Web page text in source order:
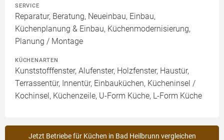
SERVICE
Reparatur, Beratung, Neueinbau, Einbau,
Küchenplanung & Einbau, Küchenmodernisierung,
Planung / Montage
KÜCHENARTEN
Kunststofffenster, Alufenster, Holzfenster, Haustür,
Terrassentür, Innentür, Einbauküchen, Kücheninsel /
Kochinsel, Küchenzeile, U-Form Küche, L-Form Küche
Jetzt Betriebe für Küchen in Bad Heilbrunn vergleichen